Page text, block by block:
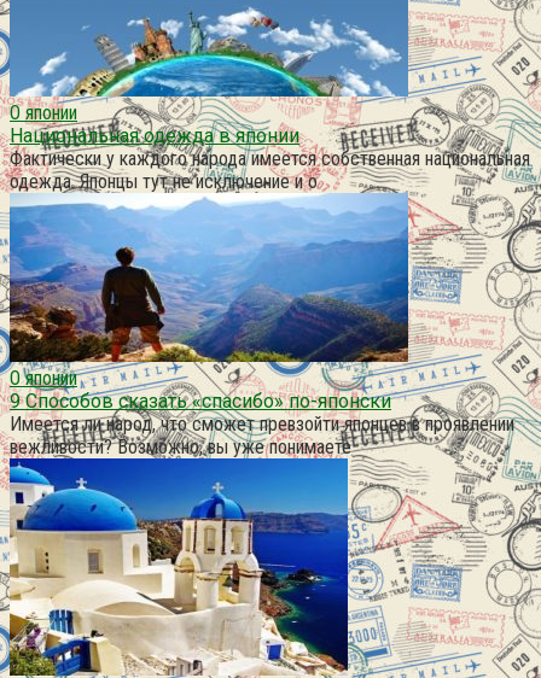
О японии
Национальная одежда в японии
Фактически у каждого народа имеется собственная национальная
одежда. Японцы тут не исключение и о
О японии
9 Способов сказать «спасибо» по-японски
Имеется ли народ, что сможет превзойти японцев в проявлении
вежливости? Возможно, вы уже понимаете